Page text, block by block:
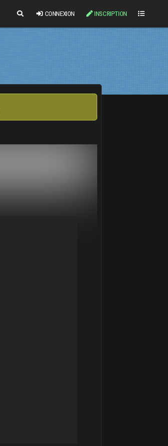
CONNEXION INSCRIPTION